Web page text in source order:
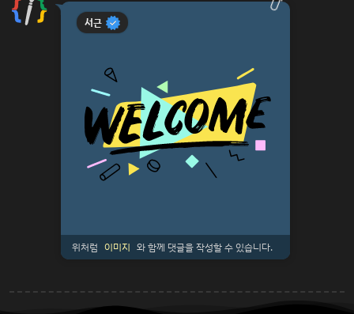
서근
위처럼 이미지 와 함께 댓글을 작성할 수 있습니다.